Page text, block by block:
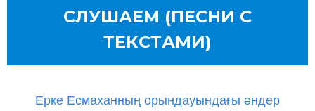
СЛУШАЕМ (ПЕСНИ С
ТЕКСТАМИ)
Ерке Есмаханның орындауындағы әндер